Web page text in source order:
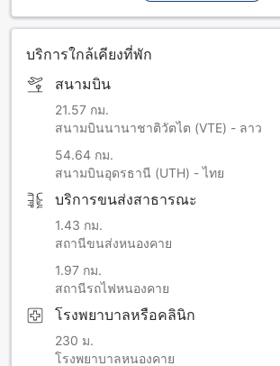
บริการใกล้เคียงที่พัก
สนามบิน
21.57 กม.
สนามบินนานาชาติวัตไต (VTE) - ลาว
54.64 กม.
สนามบินอุดรธานี (UTH) - ไทย
บริการขนส่งสาธารณะ
1.43 กม.
สถานีขนส่งหนองคาย
1.97 กม.
สถานีรถไฟหนองคาย
โรงพยาบาลหรือคลินิก
230 ม.
โรงพยาบาลหนองคาย